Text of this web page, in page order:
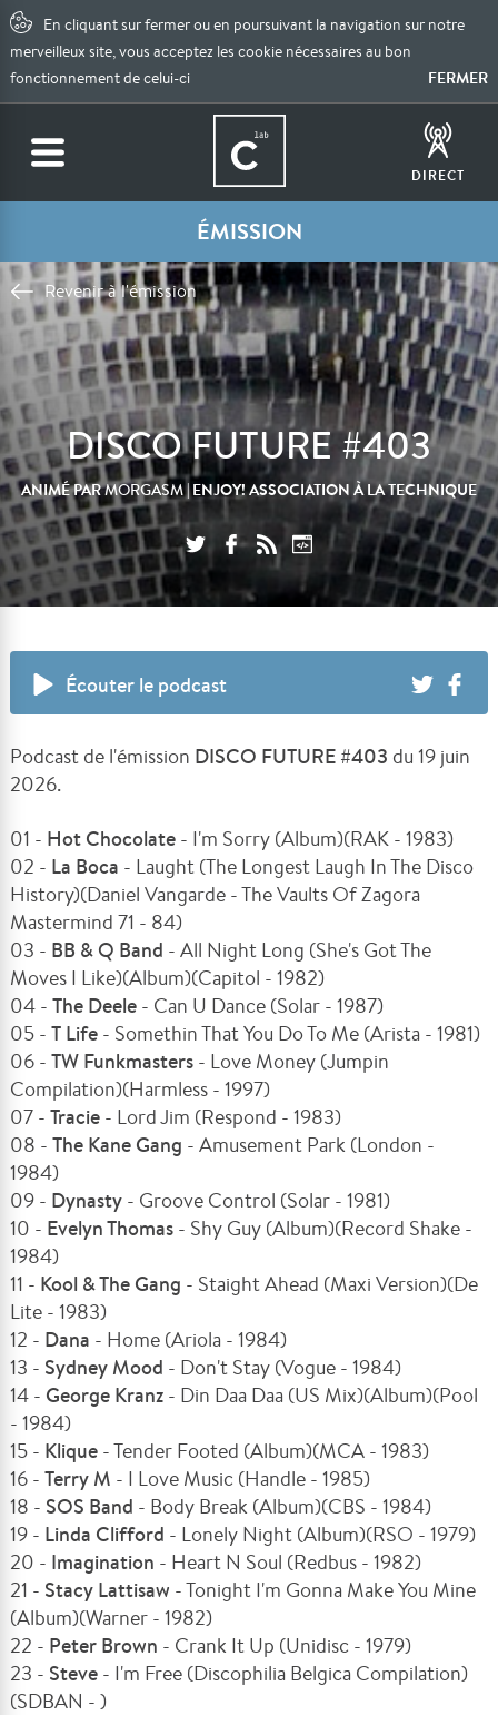
En cliquant sur fermer ou en poursuivant la navigation sur notre
merveilleux site, vous acceptez les cookie nécessaires au bon
fonctionnement de celui-ci
FERMER
DIRECT
ÉMISSION
Revenir à l'émission
DISCO FUTURE #403
ANIMÉ PARMORGASM| ENJOY! ASSOCIATION À LA TECHNIQUE
Écouter le podcast
Podcast de l'émission DISCO FUTURE #403 du 19 juin
2026.
01 - Hot Chocolate - I'm Sorry (Album)(RAK - 1983)
02 - La Boca - Laught (The Longest Laugh In The Disco
History)(Daniel Vangarde - The Vaults Of Zagora
Mastermind 71 - 84)
03 - BB & Q Band - All Night Long (She's Got The
Moves I Like)(Album)(Capitol - 1982)
04 - The Deele - Can U Dance (Solar - 1987)
05 - T Life - Somethin That You Do To Me (Arista - 1981)
06 - TW Funkmasters - Love Money (Jumpin
Compilation)(Harmless - 1997)
07 - Tracie - Lord Jim (Respond - 1983)
08 - The Kane Gang - Amusement Park (London -
1984)
09 - Dynasty - Groove Control (Solar - 1981)
10 - Evelyn Thomas - Shy Guy (Album)(Record Shake -
1984)
11 - Kool & The Gang - Staight Ahead (Maxi Version)(De
Lite - 1983)
12 - Dana - Home (Ariola - 1984)
13 - Sydney Mood - Don't Stay (Vogue - 1984)
14 - George Kranz - Din Daa Daa (US Mix)(Album)(Pool
- 1984)
15 - Klique - Tender Footed (Album)(MCA - 1983)
16 - Terry M - I Love Music (Handle - 1985)
18 - SOS Band - Body Break (Album)(CBS - 1984)
19 - Linda Clifford - Lonely Night (Album)(RSO - 1979)
20 - Imagination - Heart N Soul (Redbus - 1982)
21 - Stacy Lattisaw - Tonight I'm Gonna Make You Mine
(Album)(Warner - 1982)
22 - Peter Brown - Crank It Up (Unidisc - 1979)
23 - Steve - I'm Free (Discophilia Belgica Compilation)
(SDBAN - )